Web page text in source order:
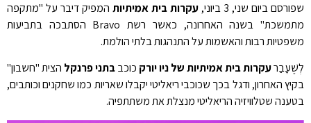
שפורסם ביום שני, 3 ביוני,
עקרות בית אמיתיות המפיק דיבר על "מתקפה
מתמשכת" בשנה האחרונה, כאשר רשת Bravo הסתבכה בתביעות
משפטיות רבות והאשמות על התנהגות בלתי הולמת.
לְשֶׁעָבַרעקרות בית אמיתיות של ניו יורק כוכבבתני פרנקל הצית "חשבון"
בקיץ האחרון, ודגל בכך שכוכבי ריאליטי יקבלו שאריות כמו שחקנים וכותבים,
בטענה שטלוויזיה הריאליטי מנצלת את משתתפיה.